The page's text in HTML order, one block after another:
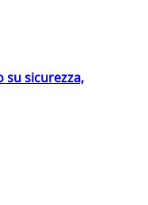
su sicurezza,